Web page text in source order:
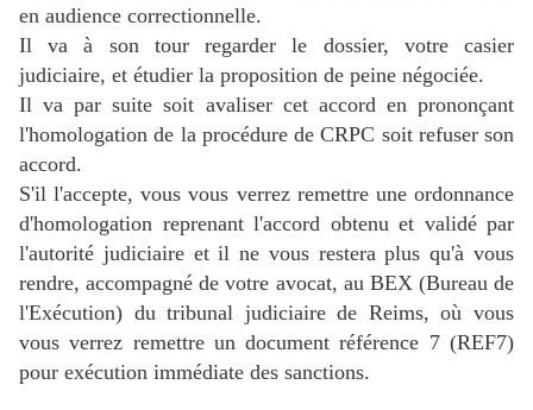
en audience correctionnelle.
Il va à son tour regarder le dossier, votre casier
judiciaire, et étudier la proposition de peine négociée.
Il va par suite soit avaliser cet accord en prononçant
l'homologation de la procédure de CRPC soit refuser son
accord.
S'il l'accepte, vous vous verrez remettre une ordonnance
d'homologation reprenant l'accord obtenu et validé par
l'autorité judiciaire et il ne vous restera plus qu'à vous
rendre, accompagné de votre avocat, au BEX (Bureau de
l'Exécution) du tribunal judiciaire de Reims, où vous
vous verrez remettre un document référence 7 (REF7)
pour exécution immédiate des sanctions.